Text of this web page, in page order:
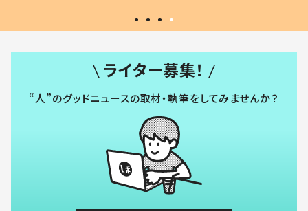
ライター募集！
“人”のグッドニュースの取材・執筆をしてみませんか？